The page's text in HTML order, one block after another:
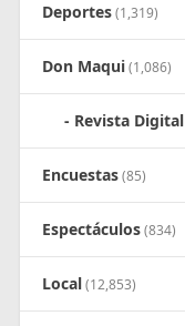
Deportes(1,319)
Don Maqui(1,086)
Revista Digital
Encuestas(85)
Espectáculos(834)
Local(12,853)